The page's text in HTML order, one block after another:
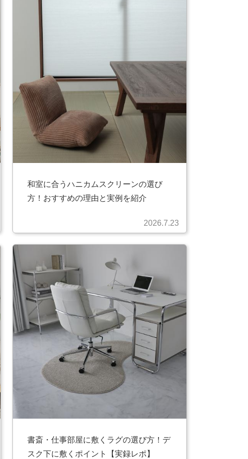
和室に合うハニカムスクリーンの選び
方！おすすめの理由と実例を紹介
2026.7.23
書斎・仕事部屋に敷くラグの選び方！デ
スク下に敷くポイント【実録レポ】